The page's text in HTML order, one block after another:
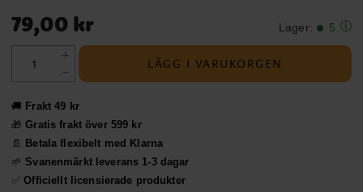
Pris: 79,00 kr
79,00 kr Lager: 5
LÄGG I VARUKORGEN
🚚 Frakt 49 kr
🎁Gratis frakt över 599 kr
📄
Betala flexibelt med Klarna
🌱 Svanenmärkt leverans 1-3 dagar
✅Officiellt licensierade produkter